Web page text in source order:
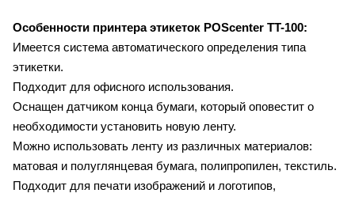
Особенности принтера этикеток POScenter TT-100:
Имеется система автоматического определения типа
этикетки.
Подходит для офисного использования.
Оснащен датчиком конца бумаги, который оповестит о
необходимости установить новую ленту.
Можно использовать ленту из различных материалов:
матовая и полуглянцевая бумага, полипропилен, текстиль.
Подходит для печати изображений и логотипов,